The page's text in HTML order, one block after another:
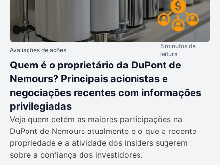
Avaliações de ações
5 minutos de
leitura
Quem é o proprietário da DuPont de
Nemours? Principais acionistas e
negociações recentes com informações
privilegiadas
Veja quem detém as maiores participações na
DuPont de Nemours atualmente e o que a recente
propriedade e a atividade dos insiders sugerem
sobre a confiança dos investidores.